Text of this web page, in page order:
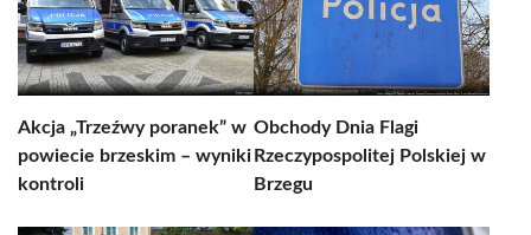
Akcja „Trzeźwy poranek” w
powiecie brzeskim – wyniki
kontroli
Obchody Dnia Flagi
Rzeczypospolitej Polskiej w
Brzegu